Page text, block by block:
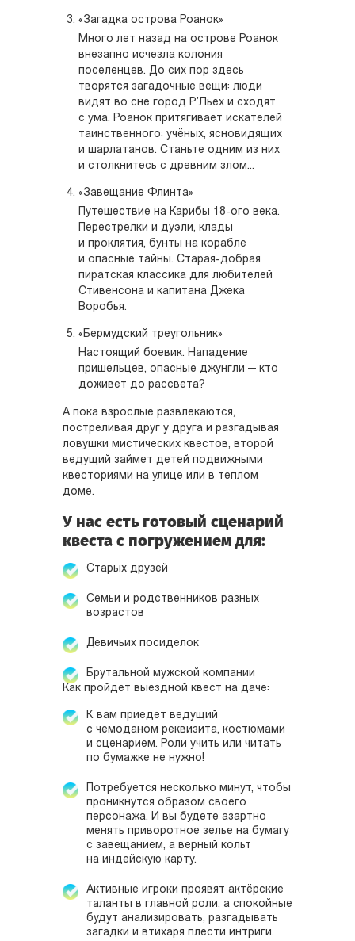
«Загадка острова Роанок»
Много лет назад на острове Роанок
внезапно исчезла колония
поселенцев. До сих пор здесь
творятся загадочные вещи: люди
видят во сне город Р’Льех и сходят
с ума. Роанок притягивает искателей
таинственного: учёных, ясновидящих
и шарлатанов. Станьте одним из них
и столкнитесь с древним злом...
«Завещание Флинта»
Путешествие на Карибы 18-ого века.
Перестрелки и дуэли, клады
и проклятия, бунты на корабле
и опасные тайны. Старая-добрая
пиратская классика для любителей
Стивенсона и капитана Джека
Воробья.
«Бермудский треугольник»
Настоящий боевик. Нападение
пришельцев, опасные джунгли — кто
доживет до рассвета?
А пока взрослые развлекаются,
постреливая друг у друга и разгадывая
ловушки мистических квестов, второй
ведущий займет детей подвижными
квесториями на улице или в теплом
доме.
У нас есть готовый сценарий
квеста с погружением для:
Старых друзей
Семьи и родственников разных
возрастов
Девичьих посиделок
Брутальной мужской компании
Как пройдет выездной квест на даче:
К вам приедет ведущий
с чемоданом реквизита, костюмами
и сценарием. Роли учить или читать
по бумажке не нужно!
Потребуется несколько минут, чтобы
проникнутся образом своего
персонажа. И вы будете азартно
менять приворотное зелье на бумагу
с завещанием, а верный кольт
на индейскую карту.
Активные игроки проявят актёрские
таланты в главной роли, а спокойные
будут анализировать, разгадывать
загадки и втихаря плести интриги.